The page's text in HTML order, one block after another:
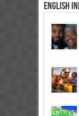
English